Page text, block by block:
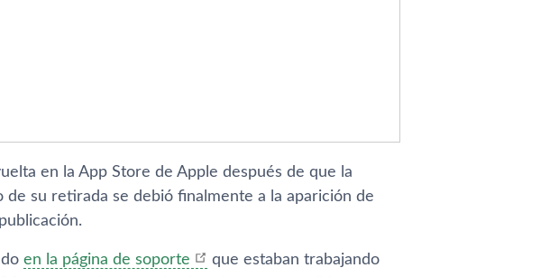
en la App Store de Apple después de que la
su retirada se debió finalmente a la aparición de
en la página de soporte
que estaban trabajando